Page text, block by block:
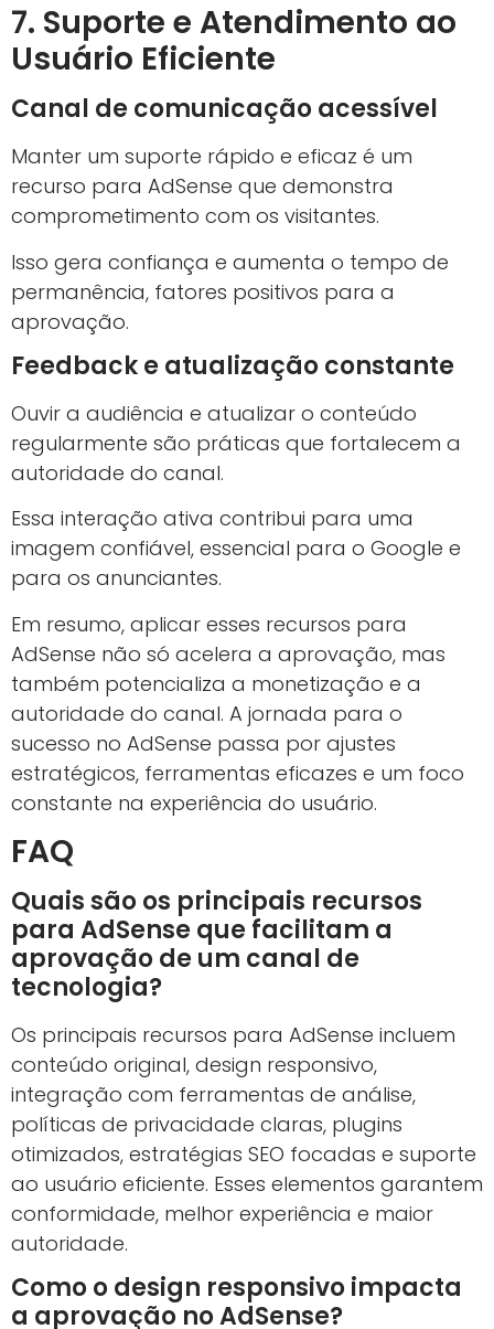
7. Suporte e Atendimento ao
Usuário Eficiente
Canal de comunicação acessível
Manter um suporte rápido e eficaz é um
recurso para AdSense que demonstra
comprometimento com os visitantes.
Isso gera confiança e aumenta o tempo de
permanência, fatores positivos para a
aprovação.
Feedback e atualização constante
Ouvir a audiência e atualizar o conteúdo
regularmente são práticas que fortalecem a
autoridade do canal.
Essa interação ativa contribui para uma
imagem confiável, essencial para o Google e
para os anunciantes.
Em resumo, aplicar esses recursos para
AdSense não só acelera a aprovação, mas
também potencializa a monetização e a
autoridade do canal. A jornada para o
sucesso no AdSense passa por ajustes
estratégicos, ferramentas eficazes e um foco
constante na experiência do usuário.
FAQ
Quais são os principais recursos
para AdSense que facilitam a
aprovação de um canal de
tecnologia?
Os principais recursos para AdSense incluem
conteúdo original, design responsivo,
integração com ferramentas de análise,
políticas de privacidade claras, plugins
otimizados, estratégias SEO focadas e suporte
ao usuário eficiente. Esses elementos garantem
conformidade, melhor experiência e maior
autoridade.
Como o design responsivo impacta
a aprovação no AdSense?